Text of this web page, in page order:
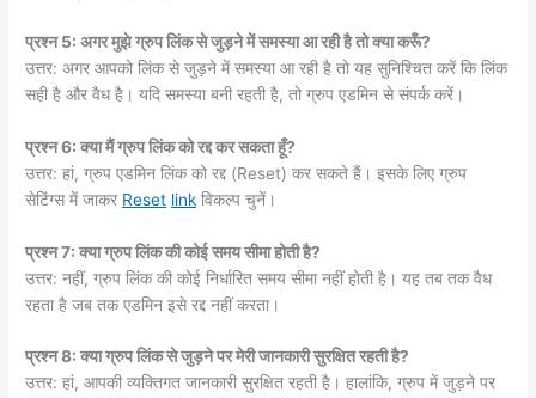
प्रश्न 5: अगर मुझे ग्रुप लिंक से जुड़ने में समस्या आ रही है तो क्या करूँ?
उत्तर: अगर आपको लिंक से जुड़ने में समस्या आ रही है तो यह सुनिश्चित करें कि लिंक
सही है और वैध है। यदि समस्या बनी रहती है, तो ग्रुप एडमिन से संपर्क करें।
प्रश्न 6: क्या मैं ग्रुप लिंक को रद्द कर सकता हूँ?
उत्तर: हां, ग्रुप एडमिन लिंक को रद्द (Reset) कर सकते हैं। इसके लिए ग्रुप
सेटिंग्स में जाकर Reset link विकल्प चुनें।
प्रश्न 7: क्या ग्रुप लिंक की कोई समय सीमा होती है?
उत्तर: नहीं, ग्रुप लिंक की कोई निर्धारित समय सीमा नहीं होती है। यह तब तक वैध
रहता है जब तक एडमिन इसे रद्द नहीं करता।
प्रश्न 8: क्या ग्रुप लिंक से जुड़ने पर मेरी जानकारी सुरक्षित रहती है?
उत्तर: हां, आपकी व्यक्तिगत जानकारी सुरक्षित रहती है। हालांकि, ग्रुप में जुड़ने पर